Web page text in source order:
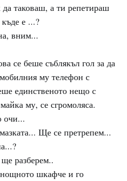
таковаш, а ти репетираш
е ...?
вним...
се беше съблякъл гол за да
му телефон с
единственото нещо с
му, се сгромоляса.
очи...
Ще се претрепем...
разберем..
шкафче и го